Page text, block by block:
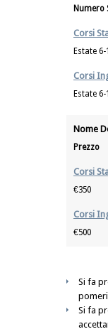
Numero
Corsi
Estate
Corsi
Estate
Nome
Prezzo
Corsi
€350
Corsi
€500
Si fa
Si fa